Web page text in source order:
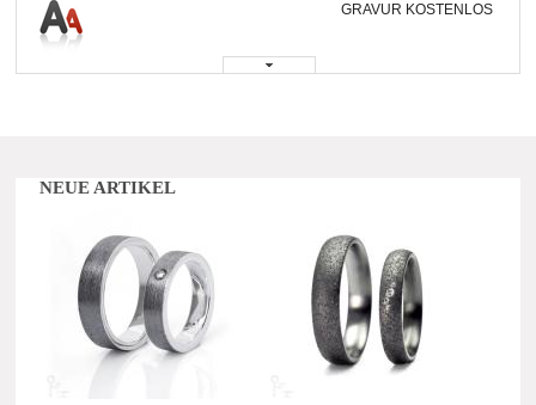
GRAVUR KOSTENLOS
NEUE ARTIKEL